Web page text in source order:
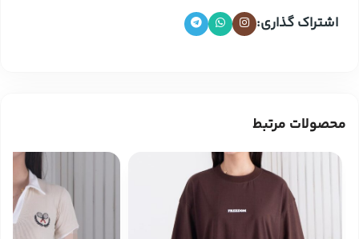
اشتراک گذاری:
محصولات مرتبط